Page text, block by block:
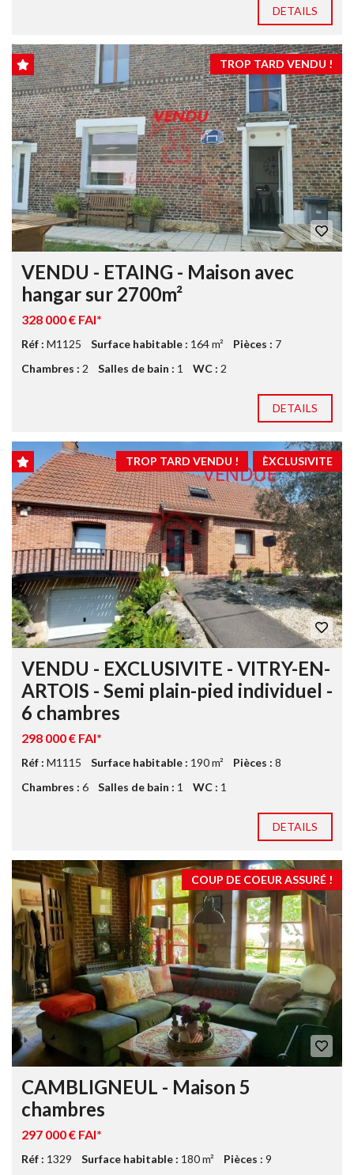
DETAILS
TROP TARD VENDU !
VENDU - ETAING - Maison avec
hangar sur 2700m²
328 000 € FAI*
Réf : M1125 Surface habitable : 164 m² Pièces : 7
Chambres : 2 Salles de bain : 1 WC : 2
DETAILS
ÈXCLUSIVITE
TROP TARD VENDU !
VENDU - EXCLUSIVITE - VITRY-EN-
ARTOIS - Semi plain-pied individuel -
6 chambres
298 000 € FAI*
Réf : M1115 Surface habitable : 190 m² Pièces : 8
Chambres : 6 Salles de bain : 1 WC : 1
DETAILS
COUP DE COEUR ASSURÉ !
CAMBLIGNEUL - Maison 5
chambres
297 000 € FAI*
Réf : 1329 Surface habitable : 180 m² Pièces : 9